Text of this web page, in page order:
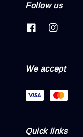
Follow us
We accept
Quick links